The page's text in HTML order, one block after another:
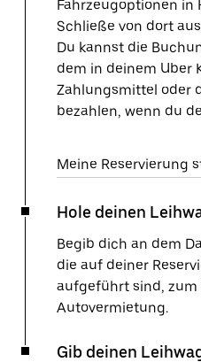
Fahrzeugoptionen in
Schließe von dort
Du kannst die
dem in deinem Uber
Zahlungsmittel oder
bezahlen, wenn du
Meine Reservierung
Hole deinen
Begib dich an dem
die auf deiner
aufgeführt sind, zum
Autovermietung.
Gib deinen